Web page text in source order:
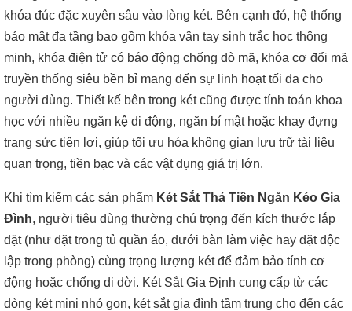
khóa đúc đặc xuyên sâu vào lòng két. Bên cạnh đó, hệ thống
bảo mật đa tầng bao gồm khóa vân tay sinh trắc học thông
minh, khóa điện tử có báo động chống dò mã, khóa cơ đổi mã
truyền thống siêu bền bỉ mang đến sự linh hoạt tối đa cho
người dùng. Thiết kế bên trong két cũng được tính toán khoa
học với nhiều ngăn kệ di động, ngăn bí mật hoặc khay đựng
trang sức tiện lợi, giúp tối ưu hóa không gian lưu trữ tài liệu
quan trọng, tiền bạc và các vật dụng giá trị lớn.
Khi tìm kiếm các sản phẩm Két Sắt Thả Tiền Ngăn Kéo Gia
Đình, người tiêu dùng thường chú trọng đến kích thước lắp
đặt (như đặt trong tủ quần áo, dưới bàn làm việc hay đặt độc
lập trong phòng) cùng trọng lượng két để đảm bảo tính cơ
động hoặc chống di dời. Két Sắt Gia Định cung cấp từ các
dòng két mini nhỏ gọn, két sắt gia đình tầm trung cho đến các